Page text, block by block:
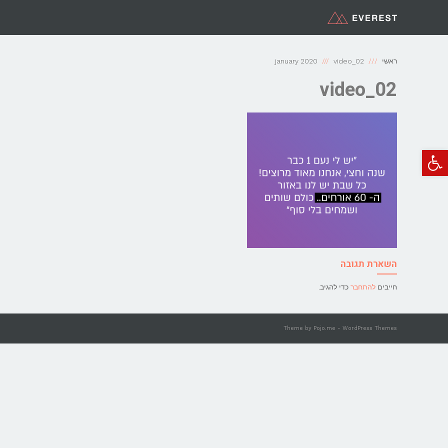
פתח סרגל נגישות
ראשי january 2020 video_02
video_02
השארת תגובה
חייבים להתחבר כדי להגיב.
Theme by Pojo.me - WordPress Themes